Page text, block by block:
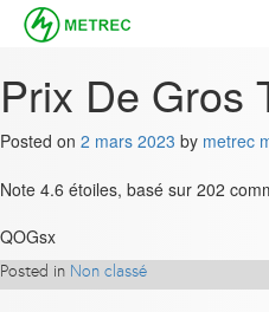
Prix De Gros
Posted on 2 mars 2023 by metrec
Note 4.6 étoiles, basé sur 202
QOGsx
Posted in Non classé